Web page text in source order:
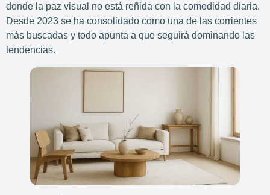
donde la paz visual no está reñida con la comodidad diaria.
Desde 2023 se ha consolidado como una de las corrientes
más buscadas y todo apunta a que seguirá dominando las
tendencias.